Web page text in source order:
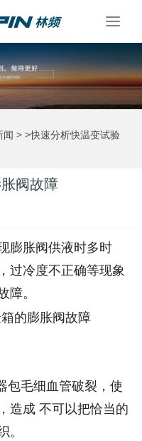
闻 > >快速分析快温变试验
阀故障
膨胀阀供液时多时
过冷度不正确等现象
。
毛细血管破裂，使
造成 不可以把恰当的